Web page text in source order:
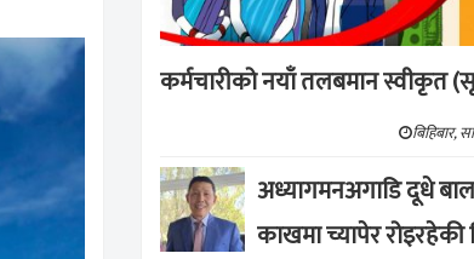
कर्मचारीको नयाँ तलबमान स्वीकृत
बिहिबार,
अध्यागमनअगाडि दूधे
काखमा च्यापेर रोइरहेकी